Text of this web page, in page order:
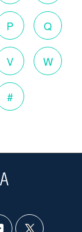
P Q
V W
#